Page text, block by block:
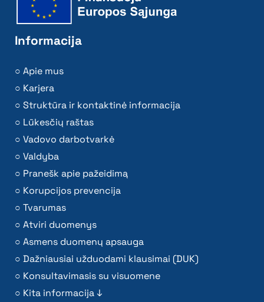
Informacija
Apie mus
Karjera
Struktūra ir kontaktinė informacija
Lūkesčių raštas
Vadovo darbotvarkė
Valdyba
Pranešk apie pažeidimą
Korupcijos prevencija
Tvarumas
Atviri duomenys
Asmens duomenų apsauga
Dažniausiai užduodami klausimai (DUK)
Konsultavimasis su visuomene
Kita informacija ↓